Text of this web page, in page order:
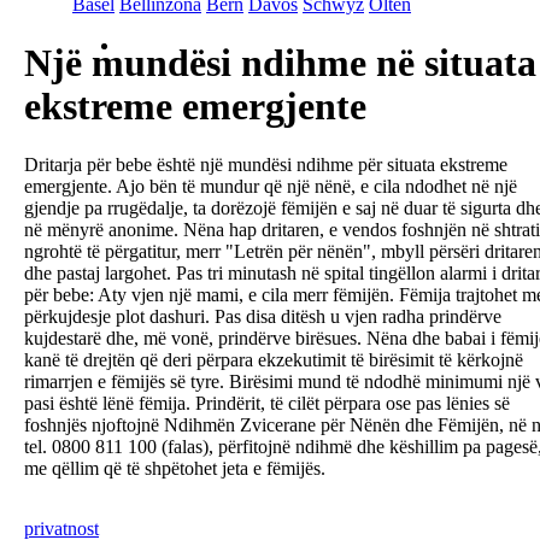
Një mundësi ndihme në situata
ekstreme emergjente
Dritarja për bebe është një mundësi ndihme për situata ekstreme
emergjente. Ajo bën të mundur që një nënë, e cila ndodhet në një
gjendje pa rrugëdalje, ta dorëzojë fëmijën e saj në duar të sigurta
në mënyrë anonime. Nëna hap dritaren, e vendos foshnjën në
ngrohtë të përgatitur, merr "Letrën për nënën", mbyll përsëri
dhe pastaj largohet. Pas tri minutash në spital tingëllon alarmi i
për bebe: Aty vjen një mami, e cila merr fëmijën. Fëmija trajtohet
përkujdesje plot dashuri. Pas disa ditësh u vjen radha prindërve
kujdestarë dhe, më vonë, prindërve birësues. Nëna dhe babai i
kanë të drejtën që deri përpara ekzekutimit të birësimit të kërkojnë
rimarrjen e fëmijës së tyre. Birësimi mund të ndodhë minimumi një
pasi është lënë fëmija. Prindërit, të cilët përpara ose pas lënies së
foshnjës njoftojnë Ndihmën Zvicerane për Nënën dhe Fëmijën, në
tel. 0800 811 100 (falas), përfitojnë ndihmë dhe këshillim pa
me qëllim që të shpëtohet jeta e fëmijës.
privatnost